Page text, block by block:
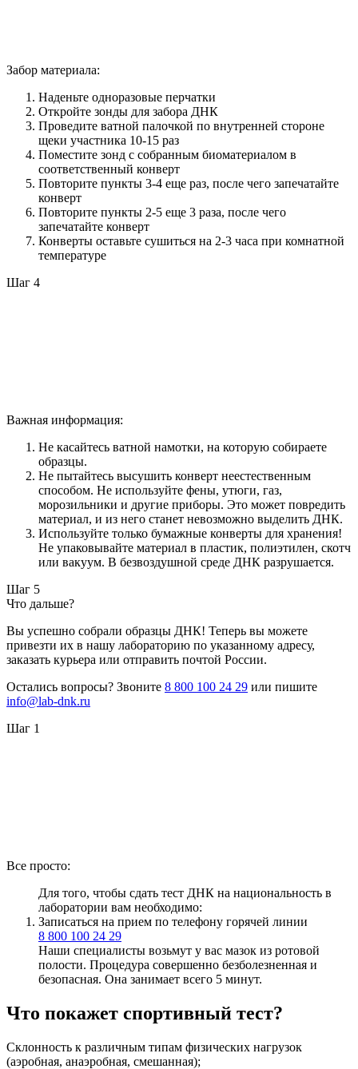
Забор материала:
Наденьте одноразовые перчатки
Откройте зонды для забора ДНК
Проведите ватной палочкой по внутренней стороне
щеки участника 10-15 раз
Поместите зонд с собранным биоматериалом в
соответственный конверт
Повторите пункты 3-4 еще раз, после чего запечатайте
конверт
Повторите пункты 2-5 еще 3 раза, после чего
запечатайте конверт
Конверты оставьте сушиться на 2-3 часа при комнатной
температуре
Шаг 4
Важная информация:
Не касайтесь ватной намотки, на которую собираете
образцы.
Не пытайтесь высушить конверт неестественным
способом. Не используйте фены, утюги, газ,
морозильники и другие приборы. Это может повредить
материал, и из него станет невозможно выделить ДНК.
Используйте только бумажные конверты для хранения!
Не упаковывайте материал в пластик, полиэтилен, скотч
или вакуум. В безвоздушной среде ДНК разрушается.
Шаг 5
Что дальше?
Вы успешно собрали образцы ДНК! Теперь вы можете
привезти их в нашу лабораторию по указанному адресу,
заказать курьера или отправить почтой России.
Остались вопросы? Звоните 8 800 100 24 29 или пишите
info@lab-dnk.ru
Шаг 1
Все просто:
Для того, чтобы сдать тест ДНК на национальность в
лаборатории вам необходимо:
Записаться на прием по телефону горячей линии
8 800 100 24 29
Наши специалисты возьмут у вас мазок из ротовой
полости. Процедура совершенно безболезненная и
безопасная. Она занимает всего 5 минут.
Что покажет спортивный тест?
Склонность к различным типам физических нагрузок
(аэробная, анаэробная, смешанная);